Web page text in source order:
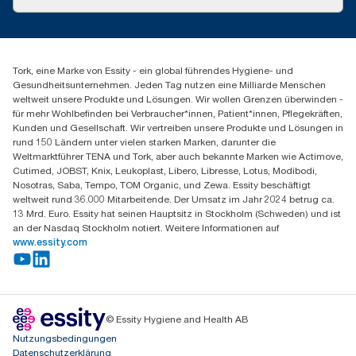
Spenderreklamation
+41 (0)848/810152
Essity Switzerland AG
Parkstraße 1b
6214 Schenkon
Mo-Do 8:00-16:30 | Fr 8:00-15:00
GLN: 7609999000928
Tork, eine Marke von Essity - ein global führendes Hygiene- und
Gesundheitsunternehmen. Jeden Tag nutzen eine Milliarde Menschen
weltweit unsere Produkte und Lösungen. Wir wollen Grenzen überwinden -
für mehr Wohlbefinden bei Verbraucher*innen, Patient*innen, Pflegekräften,
Kunden und Gesellschaft. Wir vertreiben unsere Produkte und Lösungen in
rund 150 Ländern unter vielen starken Marken, darunter die
Weltmarktführer TENA und Tork, aber auch bekannte Marken wie Actimove,
Cutimed, JOBST, Knix, Leukoplast, Libero, Libresse, Lotus, Modibodi,
Nosotras, Saba, Tempo, TOM Organic, und Zewa. Essity beschäftigt
weltweit rund 36.000 Mitarbeitende. Der Umsatz im Jahr 2024 betrug ca.
13 Mrd. Euro. Essity hat seinen Hauptsitz in Stockholm (Schweden) und ist
an der Nasdaq Stockholm notiert. Weitere Informationen auf
www.essity.com
© Essity Hygiene and Health AB
Nutzungsbedingungen
Datenschutzerklärung